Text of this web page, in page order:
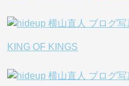
KING OF KINGS